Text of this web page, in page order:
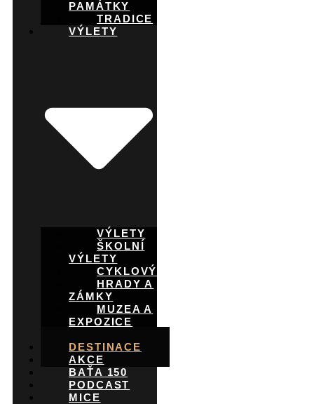
PAMÁTKY
TRADICE
VÝLETY
VÝLETY
ŠKOLNÍ
VÝLETY
CYKLOVÝLETY
HRADY A
ZÁMKY
MUZEA A
EXPOZICE
DESTINACE
AKCE
BAŤA 150
PODCAST
MICE